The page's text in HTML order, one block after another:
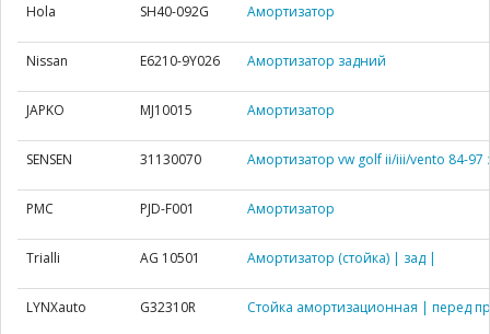
Hola SH40-092G Амортизатор
Nissan E6210-9Y026 Амортизатор задний
JAPKO MJ10015 Амортизатор
SENSEN 31130070 Амортизатор vw golf ii/iii/vento 84-97
PMC PJD-F001 Амортизатор
Trialli AG 10501 Амортизатор (стойка) | зад |
LYNXauto G32310R Стойка амортизационная | перед